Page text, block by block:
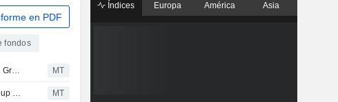
en PDF
fondos
Resultados trimestrales: Lumine Group registra unos ingresos de 235,1 millones USD en el segundo trimestre, frente a los 233,1 millones USD previstos por FactSet MT
El beneficio neto de Lumine Group cae en el segundo trimestre por los mayores costes de adquisición MT
Índices Europa América Asia